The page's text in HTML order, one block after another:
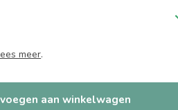
meer.
aan winkelwagen